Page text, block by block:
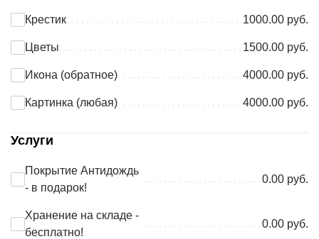
Крестик 1000.00 руб.
Цветы 1500.00 руб.
Икона (обратное) 4000.00 руб.
Картинка (любая) 4000.00 руб.
Услуги
Покрытие Антидождь
- в подарок!
0.00 руб.
Хранение на складе -
бесплатно!
0.00 руб.